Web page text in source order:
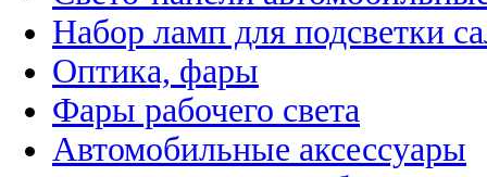
Набор ламп для подсветки
Оптика, фары
Фары рабочего света
Автомобильные аксессуары